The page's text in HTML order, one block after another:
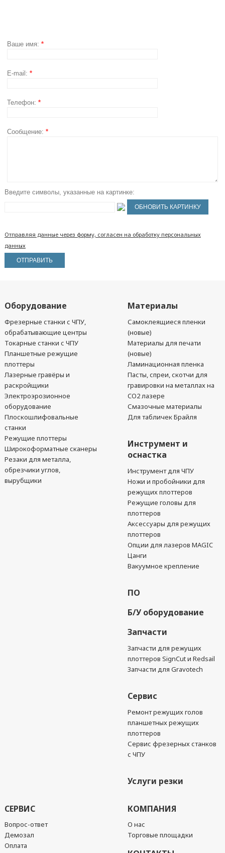
Ваше имя: *
E-mail: *
Телефон: *
Сообщение: *
Введите символы, указанные на картинке:
Отправляя данные через форму, согласен на обработку персональных
данных
Оборудование
Фрезерные станки с ЧПУ,
обрабатывающие центры
Токарные станки с ЧПУ
Планшетные режущие
плоттеры
Лазерные гравёры и
раскройщики
Электроэрозионное
оборудование
Плоскошлифовальные
станки
Режущие плоттеры
Широкоформатные сканеры
Резаки для металла,
обрезчики углов,
вырубщики
Материалы
Самоклеящиеся пленки
(новые)
Материалы для печати
(новые)
Ламинационная пленка
Пасты, спреи, скотчи для
гравировки на металлах на
CO2 лазере
Смазочные материалы
Для табличек Брайля
Инструмент и
оснастка
Инструмент для ЧПУ
Ножи и пробойники для
режущих плоттеров
Режущие головы для
плоттеров
Аксессуары для режущих
плоттеров
Опции для лазеров MAGIC
Цанги
Вакуумное крепление
ПО
Б/У оборудование
Запчасти
Запчасти для режущих
плоттеров SignCut и Redsail
Запчасти для Gravotech
Сервис
Ремонт режущих голов
планшетных режущих
плоттеров
Сервис фрезерных станков
с ЧПУ
Услуги резки
СЕРВИС
Вопрос-ответ
Демозал
Оплата
КОМПАНИЯ
О нас
Торговые площадки